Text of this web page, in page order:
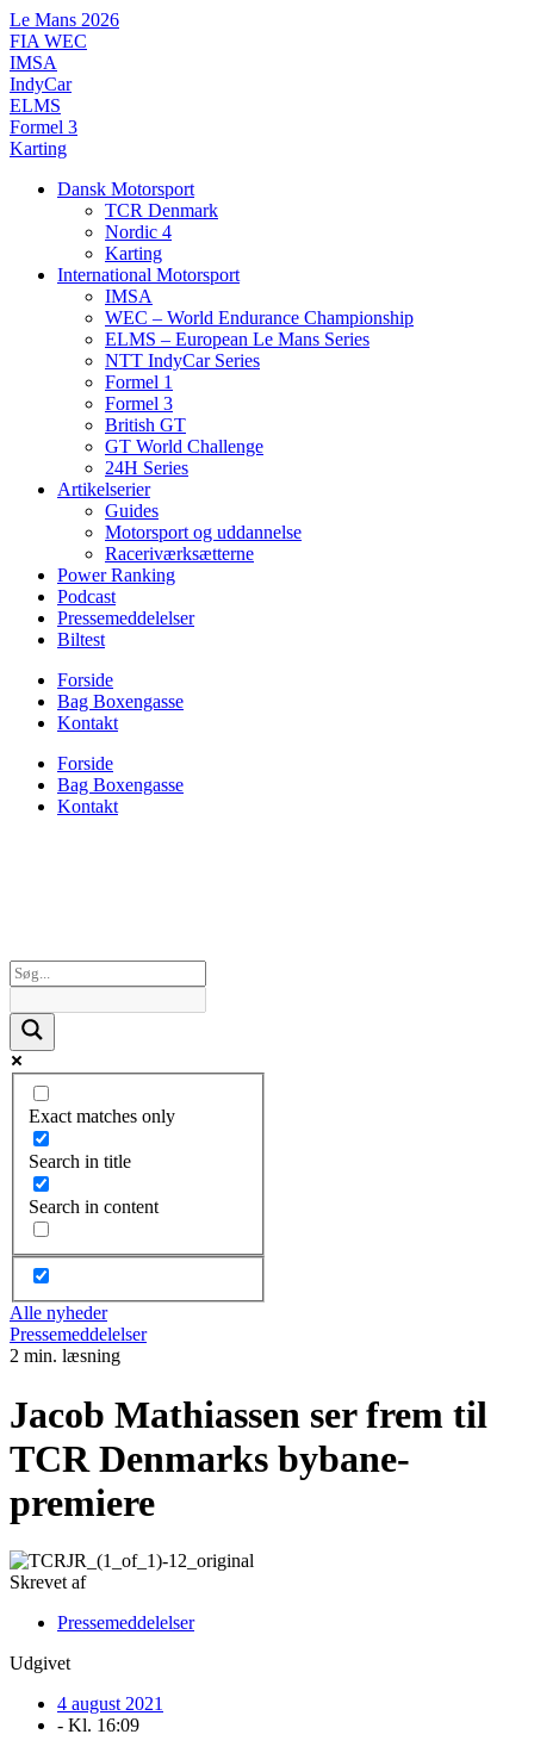
Videre
til
indhold
Le Mans 2026
FIA WEC
IMSA
IndyCar
ELMS
Formel 3
Karting
Dansk Motorsport
TCR Denmark
Nordic 4
Karting
International Motorsport
IMSA
WEC – World Endurance Championship
ELMS – European Le Mans Series
NTT IndyCar Series
Formel 1
Formel 3
British GT
GT World Challenge
24H Series
Artikelserier
Guides
Motorsport og uddannelse
Raceriværksætterne
Power Ranking
Podcast
Pressemeddelelser
Biltest
Forside
Bag Boxengasse
Kontakt
Forside
Bag Boxengasse
Kontakt
Exact matches only
Search in title
Search in content
Alle nyheder
Pressemeddelelser
2 min. læsning
Jacob Mathiassen ser frem til
TCR Denmarks bybane-
premiere
Skrevet af
Pressemeddelelser
Udgivet
4 august 2021
- Kl. 16:09